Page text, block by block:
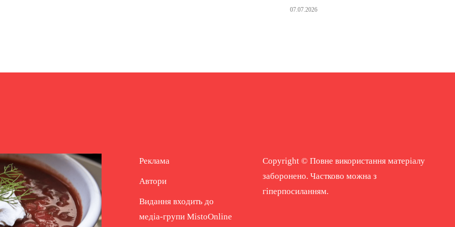
07.07.2026
Реклама
Автори
Видання входить до
медіа-групи MistoOnline
Copyright © Повне використання матеріалу
заборонено. Частково можна з
гіперпосиланням.